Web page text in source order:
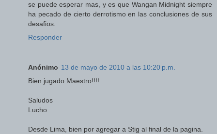
se puede esperar mas, y es que Wangan Midnight siempre
ha pecado de cierto derrotismo en las conclusiones de sus
desafios.
Responder
Anónimo 13 de mayo de 2010 a las 10:20 p.m.
Bien jugado Maestro!!!!
Saludos
Lucho
Desde Lima, bien por agregar a Stig al final de la pagina.